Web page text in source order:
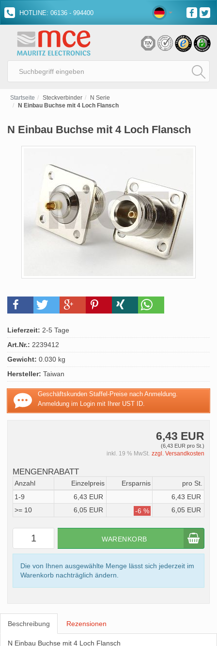
HOTLINE: 06136 - 994400
Startseite Steckverbinder
N Serie
N Einbau Buchse mit 4 Loch Flansch
N Einbau Buchse mit 4 Loch Flansch
Lieferzeit: 2-5 Tage
Art.Nr.: 2239412
Gewicht: 0.030 kg
Hersteller: Taiwan
Geschäftskunden Staffel-Preise nach Anmeldung.
Anmeldung im Login mit Ihrer UST ID.
6,43 EUR
(6,43 EUR pro St.)
inkl. 19 % MwSt. zzgl. Versandkosten
MENGENRABATT
Anzahl Einzelpreis Ersparnis
pro St.
1-9
6,43 EUR
6,43 EUR
>= 10
6,05 EUR -6 % 6,05 EUR
WARENKORB
Die von Ihnen ausgewählte Menge lässt sich jederzeit im
Warenkorb nachträglich ändern.
Beschreibung Rezensionen
N Einbau Buchse mit 4 Loch Flansch